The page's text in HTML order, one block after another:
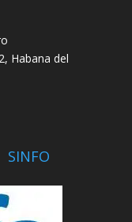
Habana del